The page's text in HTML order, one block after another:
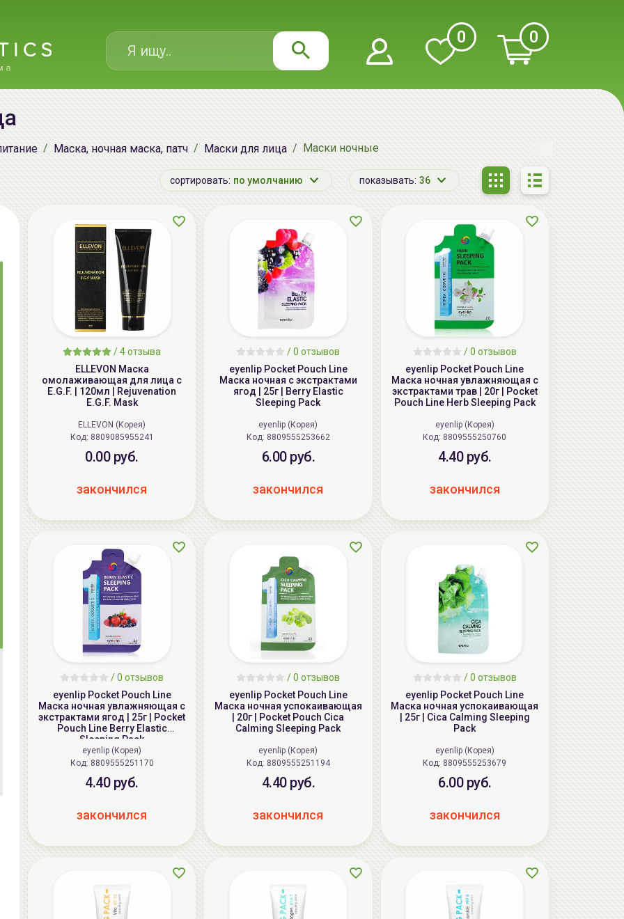
0 0
Маска, ночная маска, патч Маски для лица Маски ночные
сортировать: по умолчанию показывать: 36
/4отзыва
ELLEVON Маска
омолаживающая для лица с
E.G.F. | 120мл | Rejuvenation
E.G.F. Mask
ELLEVON (Корея)
Код: 8809085955241
0.00 руб.
закончился
/0 отзывов
eyenlip Pocket Pouch Line
Маска ночная с экстрактами
ягод | 25г | Berry Elastic
Sleeping Pack
eyenlip (Корея)
Код: 8809555253662
6.00 руб.
закончился
/0 отзывов
eyenlip Pocket Pouch Line
Маска ночная увлажняющая с
экстрактами трав | 20г | Pocket
Pouch Line Herb Sleeping Pack
eyenlip (Корея)
Код: 8809555250760
4.40 руб.
закончился
/0 отзывов
eyenlip Pocket Pouch Line
Маска ночная увлажняющая с
экстрактами ягод | 25г | Pocket
Pouch Line Berry Elastic
Sleeping Pack
eyenlip (Корея)
Код: 8809555251170
4.40 руб.
закончился
/0 отзывов
eyenlip Pocket Pouch Line
Маска ночная успокаивающая
| 20г | Pocket Pouch Cica
Calming Sleeping Pack
eyenlip (Корея)
Код: 8809555251194
4.40 руб.
закончился
/0 отзывов
eyenlip Pocket Pouch Line
Маска ночная успокаивающая
| 25г | Cica Calming Sleeping
Pack
eyenlip (Корея)
Код: 8809555253679
6.00 руб.
закончился